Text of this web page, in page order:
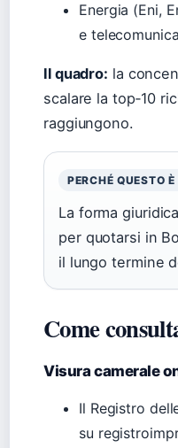
Energia (Eni,
e
Il quadro: la
scalare la top‑10
raggiungono.
PERCHÉ QUESTO
La forma
per quotarsi in
il lungo termine
Come
Visura camerale
Il Registro
su